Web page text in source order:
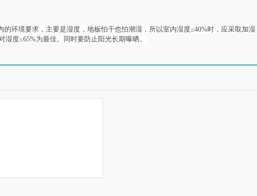
的环境要求，主要是湿度，地板怕干也怕潮湿，所以室内湿度≤40%时，应采取加湿
度≤65%为最佳。同时要防止阳光长期曝晒。